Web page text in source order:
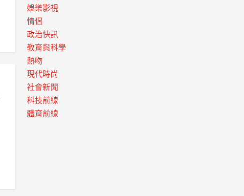
娛樂影視
情侶
政治快訊
教育與科學
熱吻
現代時尚
社會新聞
科技前線
體育前線